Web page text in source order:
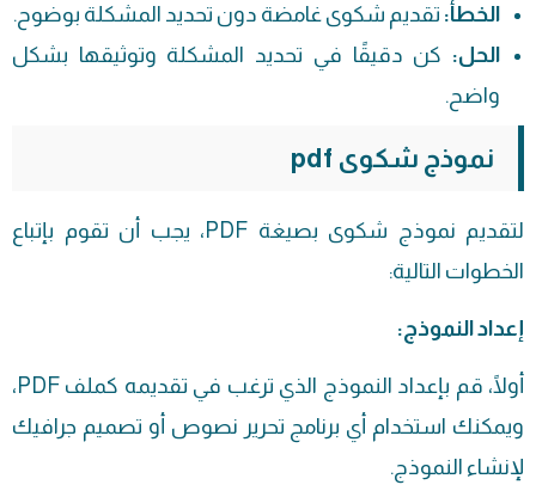
الخطأ: تقديم شكوى غامضة دون تحديد المشكلة بوضوح.
الحل: كن دقيقًا في تحديد المشكلة وتوثيقها بشكل
واضح.
نموذج شكوى pdf
لتقديم نموذج شكوى بصيغة PDF، يجب أن تقوم بإتباع
الخطوات التالية:
إعداد النموذج:
أولًا، قم بإعداد النموذج الذي ترغب في تقديمه كملف PDF،
ويمكنك استخدام أي برنامج تحرير نصوص أو تصميم جرافيك
لإنشاء النموذج.